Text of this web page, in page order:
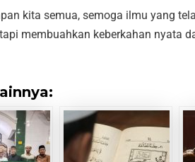
kita semua, semoga ilmu yang
membuahkan keberkahan nyata